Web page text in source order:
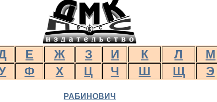
Е Ж З И К Л М
Ф Х Ц Ч Ш Щ Э
РАБИНОВИЧ